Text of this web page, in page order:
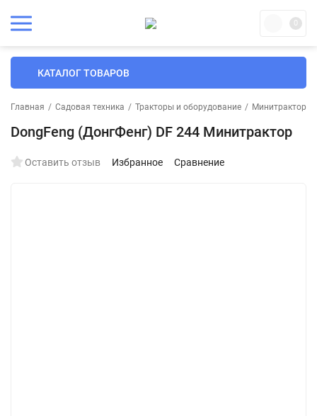
0
КАТАЛОГ ТОВАРОВ
Главная / Садовая техника / Тракторы и оборудование / Минитракторы
DongFeng (ДонгФенг) DF 244 Минитрактор
Оставить отзыв Избранное Сравнение